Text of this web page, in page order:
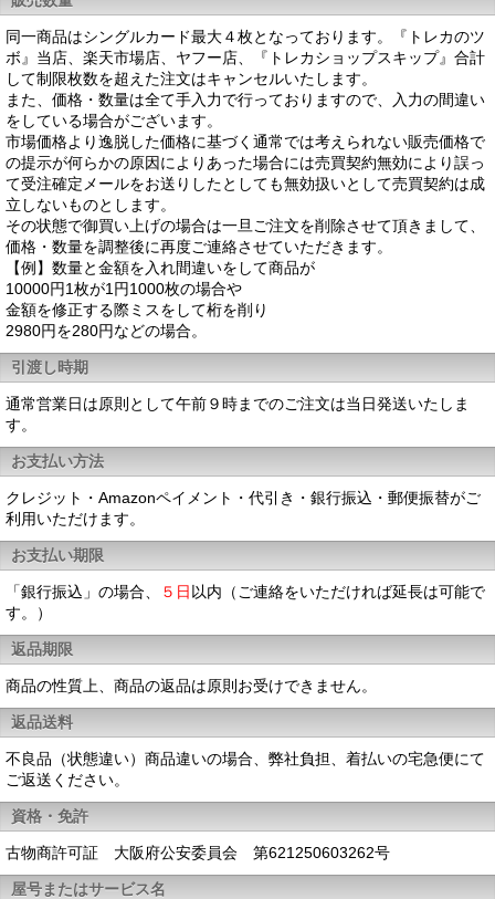
同一商品はシングルカード最大４枚となっております。『トレカのツ
ボ』当店、楽天市場店、ヤフー店、『トレカショップスキップ』合計
して制限枚数を超えた注文はキャンセルいたします。
また、価格・数量は全て手入力で行っておりますので、入力の間違い
をしている場合がございます。
市場価格より逸脱した価格に基づく通常では考えられない販売価格で
の提示が何らかの原因によりあった場合には売買契約無効により誤っ
て受注確定メールをお送りしたとしても無効扱いとして売買契約は成
立しないものとします。
その状態で御買い上げの場合は一旦ご注文を削除させて頂きまして、
価格・数量を調整後に再度ご連絡させていただきます。
【例】数量と金額を入れ間違いをして商品が
10000円1枚が1円1000枚の場合や
金額を修正する際ミスをして桁を削り
2980円を280円などの場合。
引渡し時期
通常営業日は原則として午前９時までのご注文は当日発送いたしま
す。
お支払い方法
クレジット・Amazonペイメント・代引き・銀行振込・郵便振替がご
利用いただけます。
お支払い期限
「銀行振込」の場合、 ５日 以内（ご連絡をいただければ延長は可能で
す。）
返品期限
商品の性質上、商品の返品は原則お受けできません。
返品送料
不良品（状態違い）商品違いの場合、弊社負担、着払いの宅急便にて
ご返送ください。
資格・免許
古物商許可証 大阪府公安委員会 第621250603262号
屋号またはサービス名